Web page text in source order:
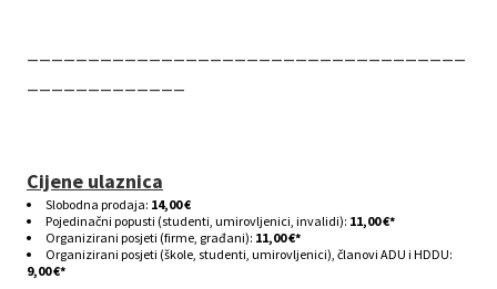
Cijene ulaznica
Slobodna prodaja: 14,00 €
Pojedinačni popusti (studenti, umirovljenici, invalidi): 11,00 €*
Organizirani posjeti (firme, građani): 11,00 €*
Organizirani posjeti (škole, studenti, umirovljenici), članovi ADU i HDDU:
9,00 €*